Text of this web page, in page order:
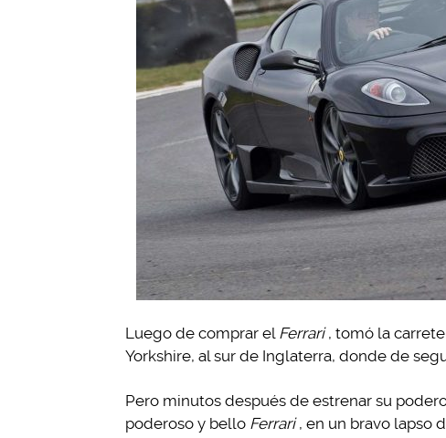
Luego de comprar el Ferrari , tomó la
Yorkshire, al sur de Inglaterra, donde de
Pero minutos después de estrenar su
poderoso y bello Ferrari , en un bravo lapso